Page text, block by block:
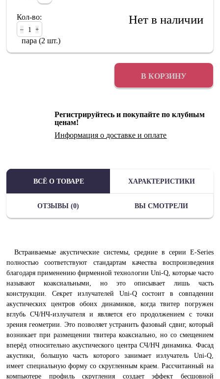
Кол-во:
– +
пара (2 шт.)
Нет в наличии
В КОРЗИНУ
Регистрируйтесь и покупайте по клубным
ценам!
Информация о доставке иоплате
ВСЁ О ТОВАРЕ ХАРАКТЕРИСТИКИ
ОТЗЫВЫ (0) ВЫ СМОТРЕЛИ
Встраиваемые акустические системы, средние в серии E-Series
полностью соответствуют стандартам качества воспроизведения
благодаря применению фирменной технологии Uni-Q, которые часто
называют коаксиальными, но это описывает лишь часть
конструкции. Секрет излучателей Uni-Q состоит в совпадении
акустических центров обоих динамиков, когда твитер погружен
вглубь СЧ/НЧ-излучателя и является его продолжением с точки
зрения геометрии. Это позволяет устранить фазовый сдвиг, который
возникает при размещении твитера коаксиально, но со смещением
вперёд относительно акустического центра СЧ/НЧ динамика. Фасад
акустики, большую часть которого занимает излучатель Uni-Q,
имеет специальную форму со скругленным краем. Рассчитанный на
компьютере профиль скругления создает эффект бесшовной